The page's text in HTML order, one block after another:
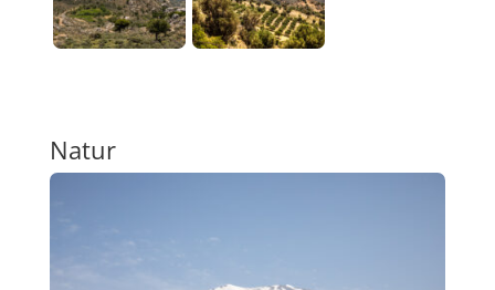
Natur